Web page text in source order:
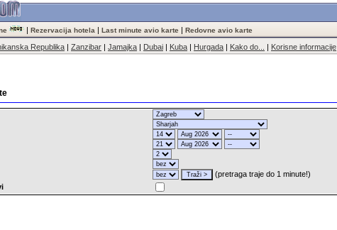
| Rezervacija hotela | Last minute avio karte | Redovne avio karte
Republika | Zanzibar | Jamajka | Dubai | Kuba | Hurgada | Kako do... | Korisne informacije
(pretraga traje do 1 minute!)